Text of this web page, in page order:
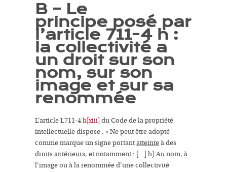
B – Le
principe posé par
l’article 711-4 h :
la collectivité a
un droit sur son
nom, sur son
image et sur sa
renommée
L’article L711-4 h[xiii] du Code de la propriété
intellectuelle dispose : «Ne peut être adopté
comme marque un signeportantatteinteà des
droits antérieurs, et notamment : […] h) Au nom, à
l’image ou à la renommée d’une collectivité